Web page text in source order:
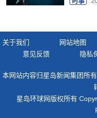
关于我们 网站地图
意见反馈
隐私
本网站内容归星岛新闻集团所
星岛环球网版权所有